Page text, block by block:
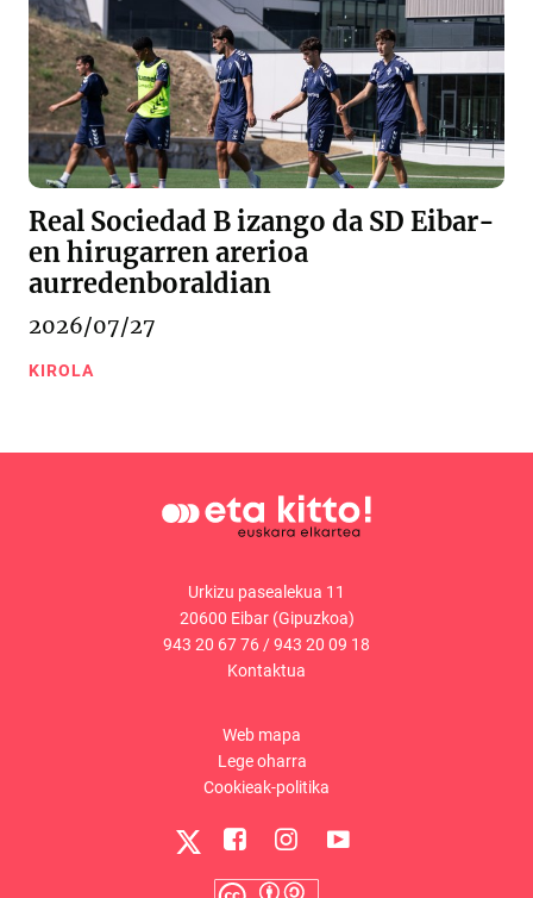
Real Sociedad B izango da SD Eibar-
en hirugarren arerioa
aurredenboraldian
2026/07/27
KIROLA
Urkizu pasealekua 11
20600 Eibar (Gipuzkoa)
943 20 67 76/943 20 09 18
Kontaktua
Web mapa
Lege oharra
Cookieak-politika